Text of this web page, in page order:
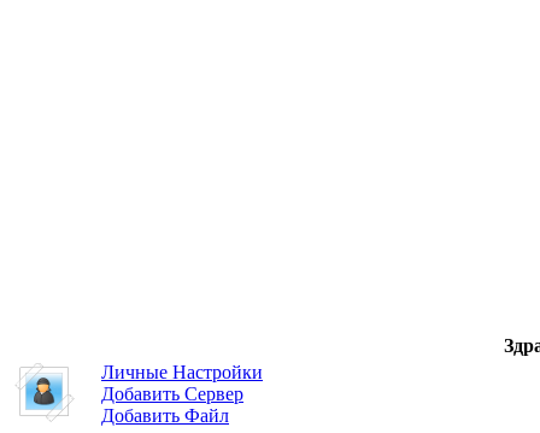
Личные Настройки
Добавить Сервер
Добавить Файл